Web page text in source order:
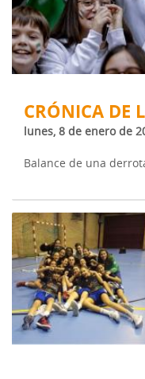
CRÓNICA DE
lunes, 8 de enero de
Balance de una